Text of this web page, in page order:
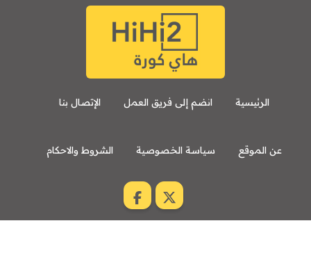
الرئيسية انضم إلى فريق العمل الإتصال بنا
عن الموقع سياسة الخصوصية الشروط والاحكام